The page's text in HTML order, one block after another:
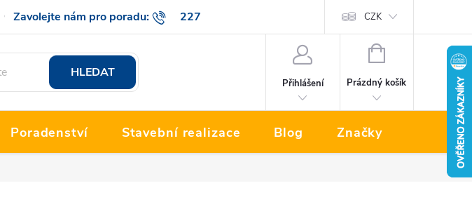
227
777 222
O nás Hodnocení obchodu Prodávané značky CZK
HLEDAT
Přihlášení
NÁKUPNÍ
Prázdný košík
Poradenství Stavební realizace Blog Značky